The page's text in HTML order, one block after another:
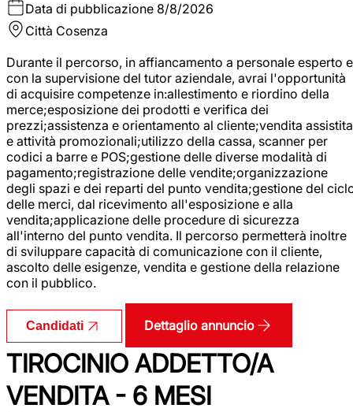
Data di pubblicazione 8/8/2026
Città Cosenza
Durante il percorso, in affiancamento a personale esperto e
con la supervisione del tutor aziendale, avrai l'opportunità
di acquisire competenze in:allestimento e riordino della
merce;esposizione dei prodotti e verifica dei
prezzi;assistenza e orientamento al cliente;vendita assistita
e attività promozionali;utilizzo della cassa, scanner per
codici a barre e POS;gestione delle diverse modalità di
pagamento;registrazione delle vendite;organizzazione
degli spazi e dei reparti del punto vendita;gestione del
delle merci, dal ricevimento all'esposizione e alla
vendita;applicazione delle procedure di sicurezza
all'interno del punto vendita. Il percorso permetterà inoltre
di sviluppare capacità di comunicazione con il cliente,
ascolto delle esigenze, vendita e gestione della relazione
con il pubblico.
Candidati Dettaglio annuncio
TIROCINIO ADDETTO/A
VENDITA - 6 MESI